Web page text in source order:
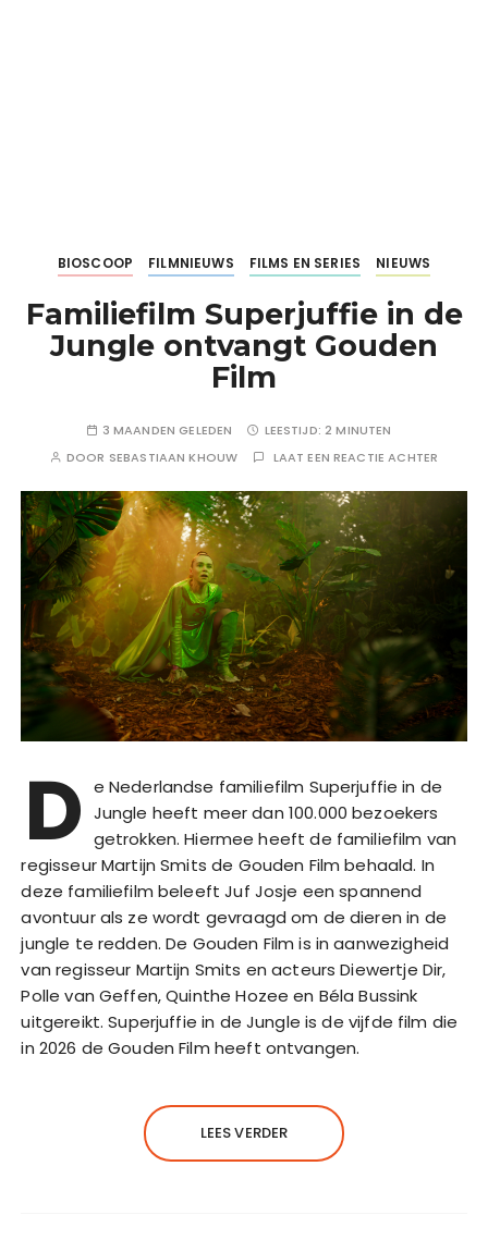
BIOSCOOP FILMNIEUWS FILMS EN SERIES NIEUWS
Familiefilm Superjuffie in de
Jungle ontvangt Gouden
Film
3 MAANDEN GELEDEN LEESTIJD:2 MINUTEN
DOOR SEBASTIAAN KHOUW LAAT EEN REACTIE ACHTER
D e Nederlandse familiefilm Superjuffie in de
Jungle heeft meer dan 100.000 bezoekers
getrokken. Hiermee heeft de familiefilm van
regisseur Martijn Smits de Gouden Film behaald. In
deze familiefilm beleeft Juf Josje een spannend
avontuur als ze wordt gevraagd om de dieren in de
jungle te redden. De Gouden Film is in aanwezigheid
van regisseur Martijn Smits en acteurs Diewertje Dir,
Polle van Geffen, Quinthe Hozee en Béla Bussink
uitgereikt. Superjuffie in de Jungle is de vijfde film die
in 2026 de Gouden Film heeft ontvangen.
LEES VERDER